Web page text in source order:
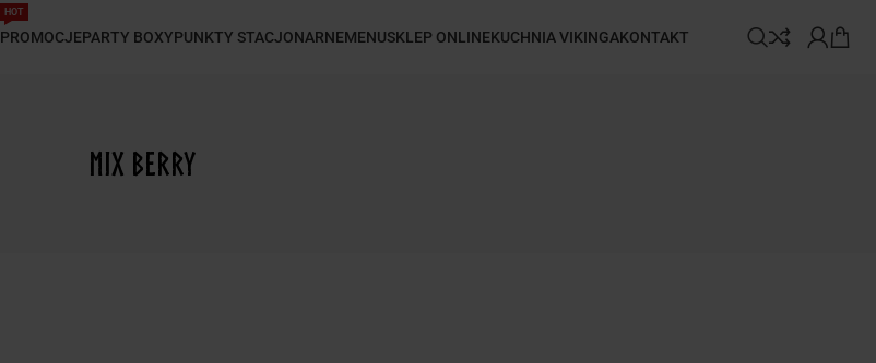
PROMOCJE
HOT
PARTY BOXYPUNKTY STACJONARNEMENUSKLEP ONLINEKUCHNIA VIKINGAKONTAKT
Mix Berry